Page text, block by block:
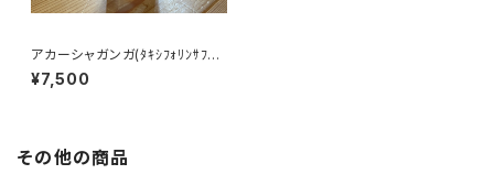
アカーシャガンガ(ﾀｷｼﾌｫﾘﾝｻﾌﾟﾘ
ﾒﾝﾄ)送料込
¥7,500
その他の商品